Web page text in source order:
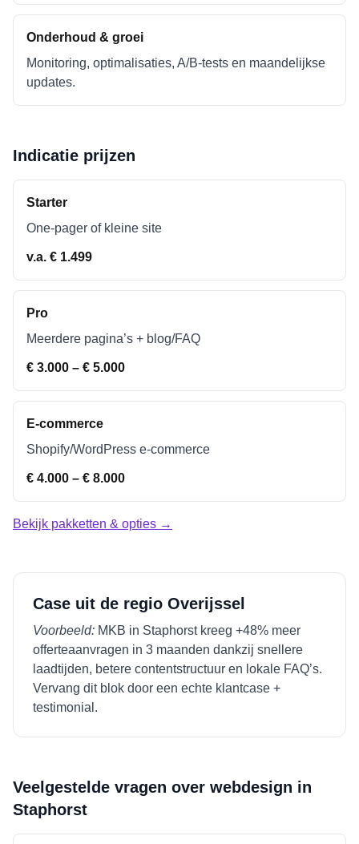
Onderhoud & groei
Monitoring, optimalisaties, A/B-tests en maandelijkse
updates.
Indicatie prijzen
Starter
One-pager of kleine site
v.a. € 1.499
Pro
Meerdere pagina’s + blog/FAQ
€ 3.000 – € 5.000
E-commerce
Shopify/WordPress e-commerce
€ 4.000 – € 8.000
Bekijk pakketten & opties →
Case uit de regio Overijssel
Voorbeeld: MKB in Staphorstkreeg +48% meer
offerteaanvragen in 3 maanden dankzij snellere
laadtijden, betere contentstructuur en lokale FAQ’s.
Vervang dit blok door een echte klantcase +
testimonial.
Veelgestelde vragen over webdesign in
Staphorst